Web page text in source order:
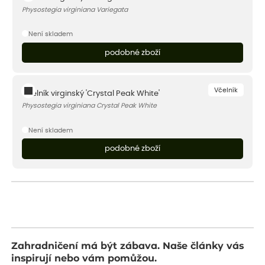
Physostegia virginiana Variegata
Není skladem
podobné zboží
Včelník
Včelník virginský 'Crystal Peak White'
Physostegia virginiana Crystal Peak White
Není skladem
podobné zboží
Zahradničení má být zábava. Naše články vás
inspirují nebo vám pomůžou.